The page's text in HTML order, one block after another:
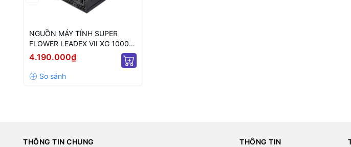
NGUỒN MÁY TÍNH SUPER
FLOWER LEADEX VII XG 1000W
(MÀU ĐEN/ ATX 3.1 /80 PLUS
GOLD/ FULL MODULLAR)
4.190.000₫
THÔNG TIN CHUNG THÔNG TIN